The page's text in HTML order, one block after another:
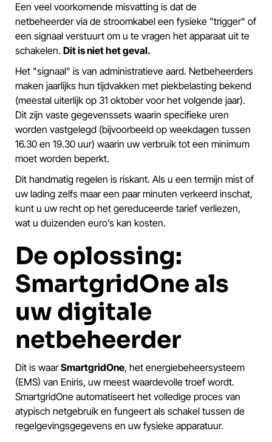
Een veel voorkomende misvatting is dat de
netbeheerder via de stroomkabel een fysieke "trigger" of
een signaal verstuurt om u te vragen het apparaat uit te
schakelen. Dit is niet het geval.
Het "signaal" is van administratieve aard. Netbeheerders
maken jaarlijks hun tijdvakken met piekbelasting bekend
(meestal uiterlijk op 31 oktober voor het volgende jaar).
Dit zijn vaste gegevenssets waarin specifieke uren
worden vastgelegd (bijvoorbeeld op weekdagen tussen
16.30 en 19.30 uur) waarin uw verbruik tot een minimum
moet worden beperkt.
Dit handmatig regelen is riskant. Als u een termijn mist of
uw lading zelfs maar een paar minuten verkeerd inschat,
kunt u uw recht op het gereduceerde tarief verliezen,
wat u duizenden euro’s kan kosten.
De oplossing:
SmartgridOne als
uw digitale
netbeheerder
Dit is waarSmartgridOne, het energiebeheersysteem
(EMS) van Eniris, uw meest waardevolle troef wordt.
SmartgridOne automatiseert het volledige proces van
atypisch netgebruik en fungeert als schakel tussen de
regelgevingsgegevens en uw fysieke apparatuur.